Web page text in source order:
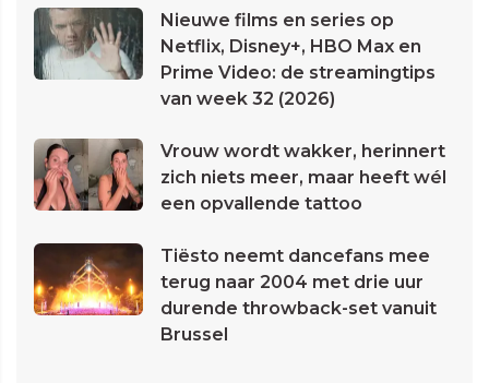
Nieuwe films en series op
Netflix, Disney+, HBO Max en
Prime Video: de streamingtips
van week 32 (2026)
Vrouw wordt wakker, herinnert
zich niets meer, maar heeft wél
een opvallende tattoo
Tiësto neemt dancefans mee
terug naar 2004 met drie uur
durende throwback-set vanuit
Brussel